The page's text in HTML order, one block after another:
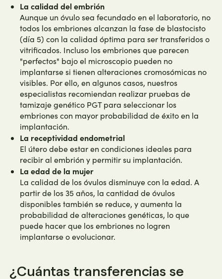
La calidad del embrión
Aunque un óvulo sea fecundado en el laboratorio, no
todos los embriones alcanzan la fase de blastocisto
(día 5) con la calidad óptima para ser transferidos o
vitrificados. Incluso los embriones que parecen
"perfectos" bajo el microscopio pueden no
implantarse si tienen alteraciones cromosómicas no
visibles. Por ello, en algunos casos, nuestros
especialistas recomiendan realizar pruebas de
tamizaje genético PGT para seleccionar los
embriones con mayor probabilidad de éxito en la
implantación.
La receptividad endometrial
El útero debe estar en condiciones ideales para
recibir al embrión y permitir su implantación.
La edad de la mujer
La calidad de los óvulos disminuye con la edad. A
partir de los 35 años, la cantidad de óvulos
disponibles también se reduce, y aumenta la
probabilidad de alteraciones genéticas, lo que
puede hacer que los embriones no logren
implantarse o evolucionar.
¿Cuántas transferencias se